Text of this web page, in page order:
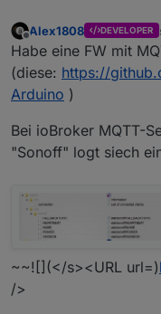
Offline
Alex1808 DEVELOPER
Habe eine FW mit
(diese: https://
Arduino )
Bei ioBroker MQTT-
"Sonoff" logt siech
~~![](</s><URL url=)
/>